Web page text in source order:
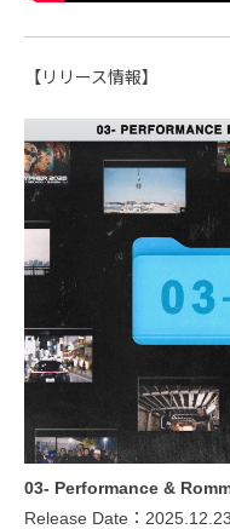
【リリース情報】
03- Performance &
Release Date：